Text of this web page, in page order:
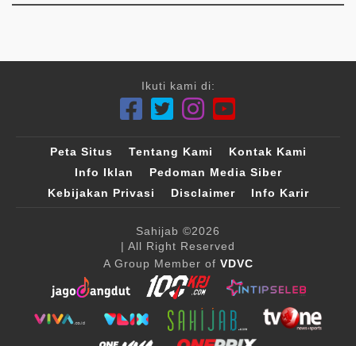
Ikuti kami di:
Peta Situs Tentang Kami
Kontak Kami
Info Iklan
Pedoman Media Siber
Kebijakan Privasi
Disclaimer Info Karir
Sahijab ©2026
| All Right Reserved
A Group Member of VDVC